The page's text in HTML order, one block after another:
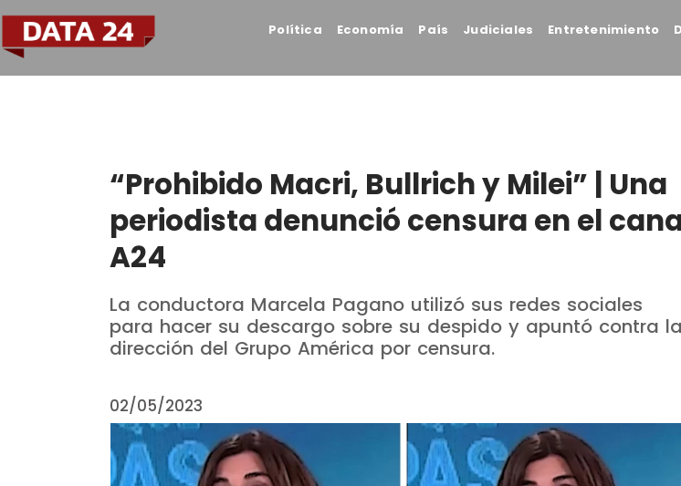
Política Economía País Judiciales Entretenimiento
“Prohibido Macri, Bullrich y Milei” | Una
periodista denunció censura en el
A24
La conductora Marcela Pagano utilizó sus redes sociales
para hacer su descargo sobre su despido y apuntó contra la
dirección del Grupo América por censura.
02/05/2023